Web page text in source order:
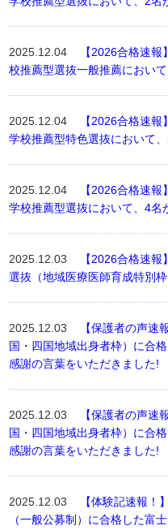
2025.12.04
【2026合格速
校推薦型選抜一般推薦におい
2025.12.04
【2026合格速
学校推薦型特色選抜において
2025.12.04
【2026合格速
学校推薦型選抜において、4名
2025.12.03
【2026合格速
選抜（地域医療医師育成特別
2025.12.03
【保護者の声速
国・四国地域出身者枠）に合
感謝の言葉をいただきました!
2025.12.03
【保護者の声速
国・四国地域出身者枠）に合
感謝の言葉をいただきました!
2025.12.03
【体験記速報！
（一般公募制）に合格した富